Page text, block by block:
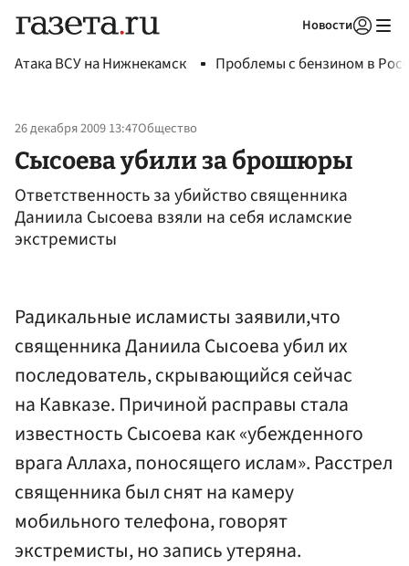
Новости
Атака ВСУ на Нижнекамск Проблемы с бензином в
26 декабря 2009 13:47Общество
Сысоева убили за брошюры
Ответственность за убийство священника
Даниила Сысоева взяли на себя исламские
экстремисты
Радикальные исламисты заявили,что
священника Даниила Сысоева убил их
последователь, скрывающийся сейчас
на Кавказе. Причиной расправы стала
известность Сысоева как «убежденного
врага Аллаха, поносящего ислам». Расстрел
священника был снят на камеру
мобильного телефона, говорят
экстремисты, но запись утеряна.